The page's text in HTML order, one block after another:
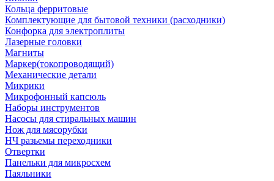
Кольца ферритовые
Комплектующие для бытовой техники (расходники)
Конфорка для электроплиты
Лазерные головки
Магниты
Маркер(токопроводящий)
Механические детали
Микрики
Микрофонный капсюль
Наборы инструментов
Насосы для стиральных машин
Нож для мясорубки
НЧ разьемы переходники
Отвертки
Панельки для микросхем
Паяльники